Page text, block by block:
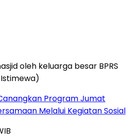
Program Jumat
Melalui Kegiatan Sosial